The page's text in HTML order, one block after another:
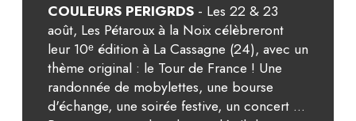
COULEURS PERIGRDS - Les 22 & 23
août, Les Pétaroux à la Noix célèbreront
leur 10ᵉ édition à La Cassagne (24), avec un
thème original : le Tour de France ! Une
randonnée de mobylettes, une bourse
d'échange, une soirée festive, un concert ...